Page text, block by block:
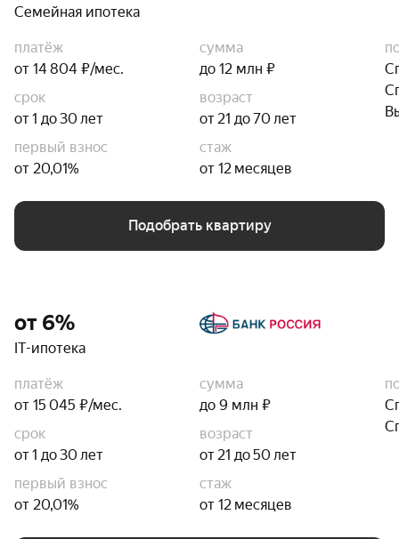
Семейная ипотека
платёж
от 14 804 ₽/мес.
сумма
до 12 млн ₽
срок
от 1 до 30 лет
возраст
от 21 до 70 лет
первый взнос
от 20,01%
стаж
от 12 месяцев
Подобрать квартиру
от 6%
IT-ипотека
платёж
от 15 045 ₽/мес.
сумма
до 9 млн ₽
срок
от 1 до 30 лет
возраст
от 21 до 50 лет
первый взнос
от 20,01%
стаж
от 12 месяцев